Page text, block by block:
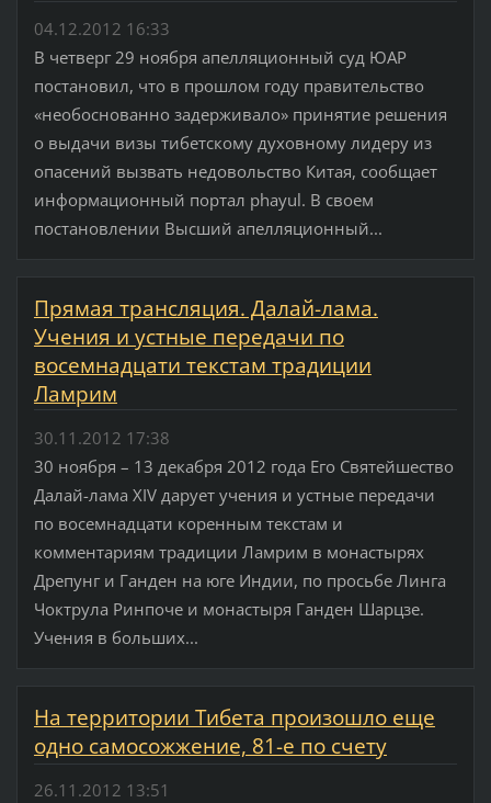
04.12.2012 16:33
В четверг 29 ноября апелляционный суд ЮАР
постановил, что в прошлом году правительство
«необоснованно задерживало» принятие решения
о выдачи визы тибетскому духовному лидеру из
опасений вызвать недовольство Китая, сообщает
информационный портал phayul. В своем
постановлении Высший апелляционный...
Прямая трансляция. Далай-лама.
Учения и устные передачи по
восемнадцати текстам традиции
Ламрим
30.11.2012 17:38
30 ноября – 13 декабря 2012 года Его Святейшество
Далай-лама XIV дарует учения и устные передачи
по восемнадцати коренным текстам и
комментариям традиции Ламрим в монастырях
Дрепунг и Ганден на юге Индии, по просьбе Линга
Чоктрула Ринпоче и монастыря Ганден Шарцзе.
Учения в больших...
На территории Тибета произошло еще
одно самосожжение, 81-е по счету
26.11.2012 13:51